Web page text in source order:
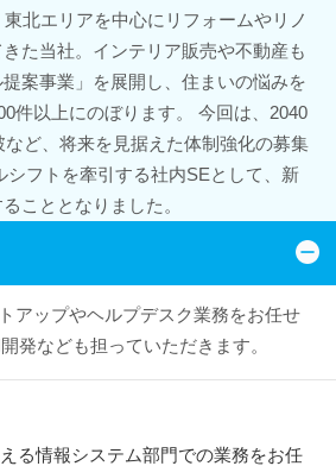
北エリアを中心にリフォームやリノ
た当社。インテリア販売や不動産も
案事業」を展開し、住まいの悩みを
件以上にのぼります。 今回は、2040
ど、将来を見据えた体制強化の募集
シフトを牽引する社内SEとして、新
こととなりました。
アップやヘルプデスク業務をお任せ
発なども担っていただきます。
る情報システム部門での業務をお任